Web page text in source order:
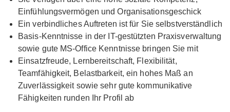
Einfühlungsvermögen und Organisationsgeschick
Ein verbindliches Auftreten ist für Sie selbstverständlich
Basis-Kenntnisse in der IT-gestützten Praxisverwaltung
sowie gute MS-Office Kenntnisse bringen Sie mit
Einsatzfreude, Lernbereitschaft, Flexibilität,
Teamfähigkeit, Belastbarkeit, ein hohes Maß an
Zuverlässigkeit sowie sehr gute kommunikative
Fähigkeiten runden Ihr Profil ab